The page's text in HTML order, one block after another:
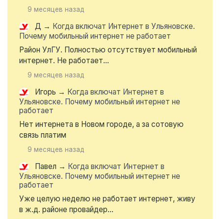
9 месяцев назад
Д → Когда включат Интернет в Ульяновске.
Почему мобильный интернет не работает
Район УлГУ. Полностью отсутствует мобильный
интернет. Не работает...
9 месяцев назад
Игорь → Когда включат Интернет в
Ульяновске. Почему мобильный интернет не
работает
Нет интернета в Новом городе, а за сотовую
связь платим
9 месяцев назад
Павел → Когда включат Интернет в
Ульяновске. Почему мобильный интернет не
работает
Уже целую неделю не работает интернет, живу
в ж.д. районе провайдер...